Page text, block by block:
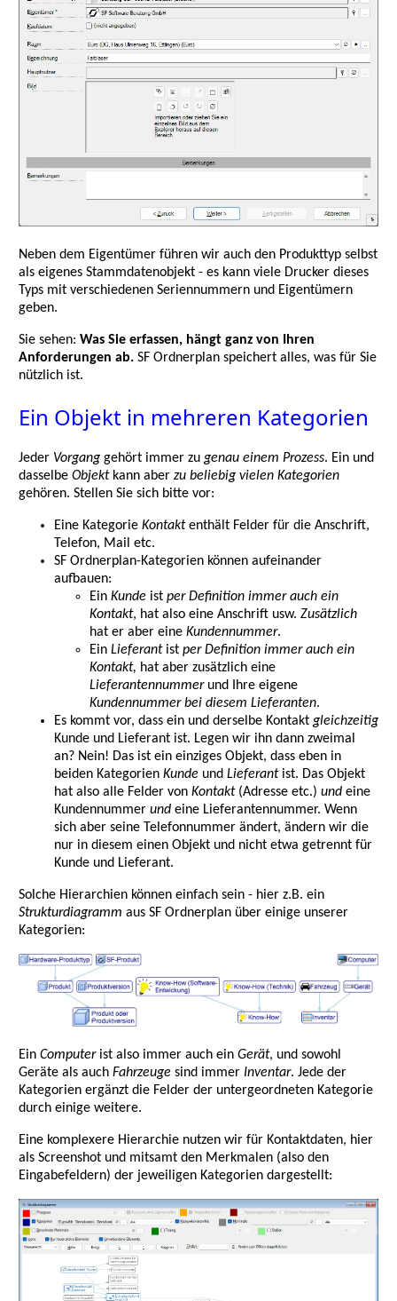
Neben dem Eigentümer führen wir auch den Produkttyp selbst
als eigenes Stammdatenobjekt - es kann viele Drucker dieses
Typs mit verschiedenen Seriennummern und Eigentümern
geben.
Sie sehen: Was Sie erfassen, hängt ganz von Ihren
Anforderungen ab.SF Ordnerplan speichert alles, was für Sie
nützlich ist.
Ein Objekt in mehreren Kategorien
Jeder Vorgang gehört immer zu genau einem Prozess. Ein und
dasselbe Objekt kann aber zu beliebig vielen Kategorien
gehören. Stellen Sie sich bitte vor:
Eine Kategorie Kontaktenthält Felder für die Anschrift,
Telefon, Mail etc.
SF Ordnerplan-Kategorien können aufeinander
aufbauen:
Ein Kundeist per Definition immer auch ein
Kontakt, hat also eine Anschrift usw. Zusätzlich
hat er aber eine Kundennummer.
Ein Lieferantist per Definition immer auch ein
Kontakt, hat aber zusätzlich eine
Lieferantennummerund Ihre eigene
Kundennummer bei diesem Lieferanten.
Es kommt vor, dass ein und derselbe Kontakt gleichzeitig
Kunde und Lieferant ist. Legen wir ihn dann zweimal
an? Nein! Das ist ein einziges Objekt, dass eben in
beiden Kategorien Kundeund Lieferantist. Das Objekt
hat also alle Felder von Kontakt(Adresse etc.) undeine
Kundennummer undeine Lieferantennummer. Wenn
sich aber seine Telefonnummer ändert, ändern wir die
nur in diesem einen Objekt und nicht etwa getrennt für
Kunde und Lieferant.
Solche Hierarchien können einfach sein - hier z.B. ein
Strukturdiagramm aus SF Ordnerplan über einige unserer
Kategorien:
Ein Computerist also immer auch ein Gerät, und sowohl
Geräte als auch Fahrzeugesind immer Inventar. Jede der
Kategorien ergänzt die Felder der untergeordneten Kategorie
durch einige weitere.
Eine komplexere Hierarchie nutzen wir für Kontaktdaten, hier
als Screenshot und mitsamt den Merkmalen (also den
Eingabefeldern) der jeweiligen Kategorien dargestellt: